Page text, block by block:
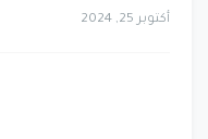
أكتوبر 25, 2024